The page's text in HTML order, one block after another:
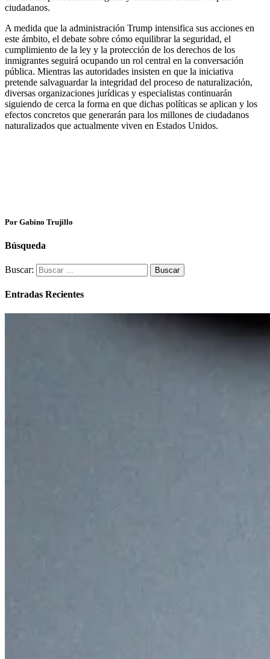
ciudadanos.
A medida que la administración Trump intensifica sus acciones en
este ámbito, el debate sobre cómo equilibrar la seguridad, el
cumplimiento de la ley y la protección de los derechos de los
inmigrantes seguirá ocupando un rol central en la conversación
pública. Mientras las autoridades insisten en que la iniciativa
pretende salvaguardar la integridad del proceso de naturalización,
diversas organizaciones jurídicas y especialistas continuarán
siguiendo de cerca la forma en que dichas políticas se aplican y los
efectos concretos que generarán para los millones de ciudadanos
naturalizados que actualmente viven en Estados Unidos.
Por Gabino Trujillo
Búsqueda
Buscar:
Entradas Recientes